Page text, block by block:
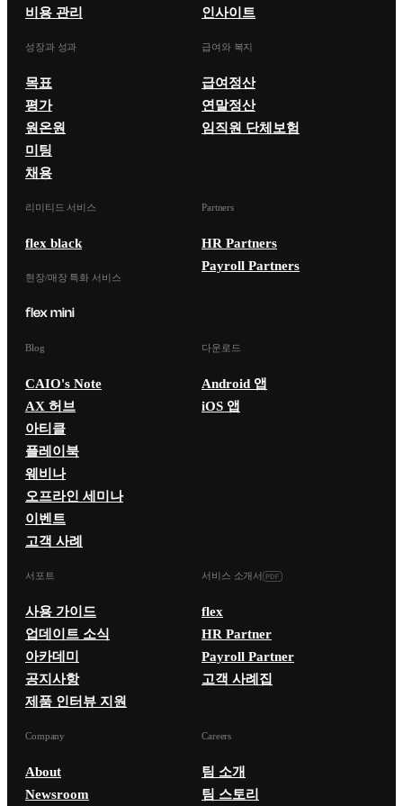
비용 관리
인사이트
성장과 성과
목표
평가
원온원
미팅
채용
급여와 복지
급여정산
연말정산
임직원 단체보험
리미티드 서비스
flex black
현장/매장 특화 서비스
Partners
HR Partners
Payroll Partners
Blog
CAIO's Note
AX 허브
아티클
플레이북
웨비나
오프라인 세미나
이벤트
고객 사례
다운로드
Android 앱
iOS 앱
서포트
사용 가이드
업데이트 소식
아카데미
공지사항
제품 인터뷰 지원
서비스 소개서
flex
HR Partner
Payroll Partner
고객 사례집
Company
About
Newsroom
Careers
팀 소개
팀 스토리